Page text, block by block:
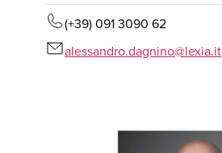
(+39) 091 3090 62
alessandro.dagnino@lexia.it